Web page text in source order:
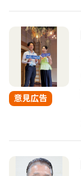
意見広告